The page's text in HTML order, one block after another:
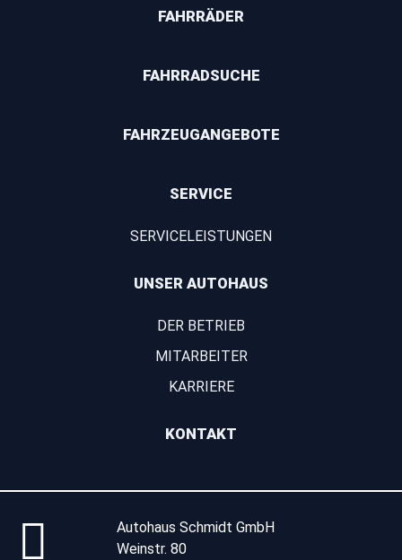
FAHRRÄDER
FAHRRADSUCHE
FAHRZEUGANGEBOTE
SERVICE
SERVICELEISTUNGEN
UNSER AUTOHAUS
DER BETRIEB
MITARBEITER
KARRIERE
KONTAKT
Autohaus Schmidt GmbH
Weinstr. 80